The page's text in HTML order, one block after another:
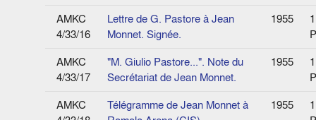
AMKC
4/33/16
Lettre de G. Pastore à Jean
Monnet. Signée.
1955
1
AMKC
4/33/17
"M. Giulio Pastore...". Note du
Secrétariat de Jean Monnet.
1955
1
AMKC
Télégramme de Jean Monnet à
1955
1